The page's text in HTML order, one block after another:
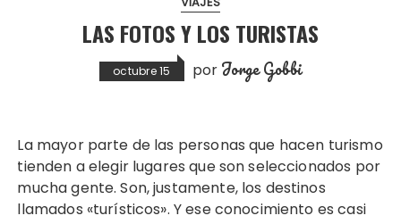
LAS FOTOS Y LOS TURISTAS
octubre 15 por Jorge Gobbi
La mayor parte de las personas que hacen turismo
tienden a elegir lugares que son seleccionados por
mucha gente. Son, justamente, los destinos
llamados «turísticos». Y ese conocimiento es casi